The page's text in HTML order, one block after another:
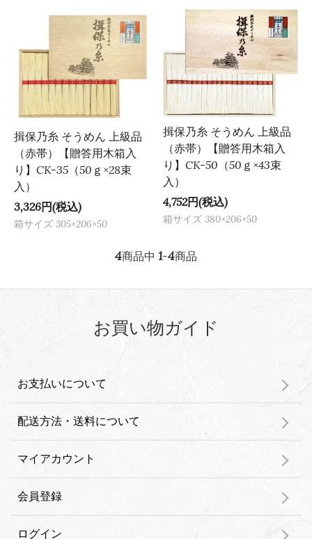
揖保乃糸 そうめん 上級品
（赤帯）【贈答用木箱入
り】CK-35（50ｇ×28束
入）
3,326円(税込)
箱サイズ 305×206×50
揖保乃糸 そうめん 上級品
（赤帯）【贈答用木箱入
り】CK-50（50ｇ×43束
入）
4,752円(税込)
箱サイズ 380×206×50
4商品中 1-4商品
お買い物ガイド
お支払いについて
配送方法・送料について
マイアカウント
会員登録
ログイン